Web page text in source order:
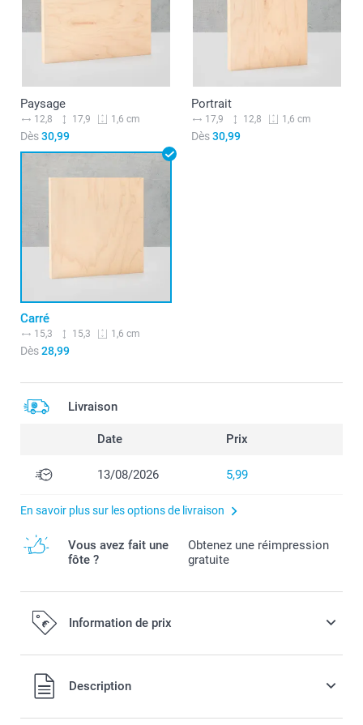
Paysage
12,8 17,9 1,6 cm
Dès30,99
Portrait
17,9 12,8 1,6 cm
Dès30,99
Carré
15,3 15,3 1,6 cm
Dès28,99
Livraison
Date Prix
13/08/2026 5,99
En savoir plus sur les options de livraison
Vous avez fait une
fôte ?
Obtenez une réimpression
gratuite
Information de prix
Tous les prix sont en EURO (€), TVA incluse et hors frais de
port.
Description